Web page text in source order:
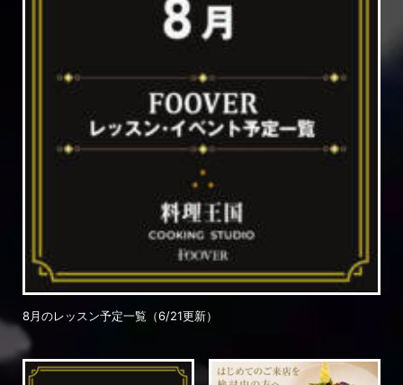
8月のレッスン予定一覧（6/21更新）